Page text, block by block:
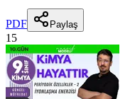
PDF Paylaş
15